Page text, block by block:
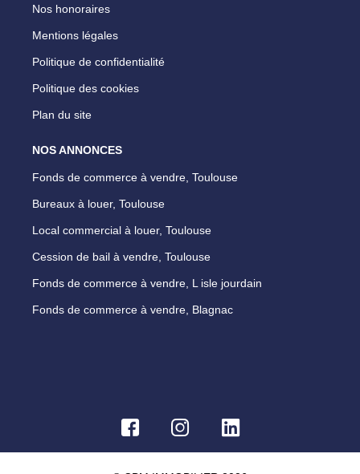
Nos honoraires
Mentions légales
Politique de confidentialité
Politique des cookies
Plan du site
NOS ANNONCES
Fonds de commerce à vendre, Toulouse
Bureaux à louer, Toulouse
Local commercial à louer, Toulouse
Cession de bail à vendre, Toulouse
Fonds de commerce à vendre, L isle jourdain
Fonds de commerce à vendre, Blagnac